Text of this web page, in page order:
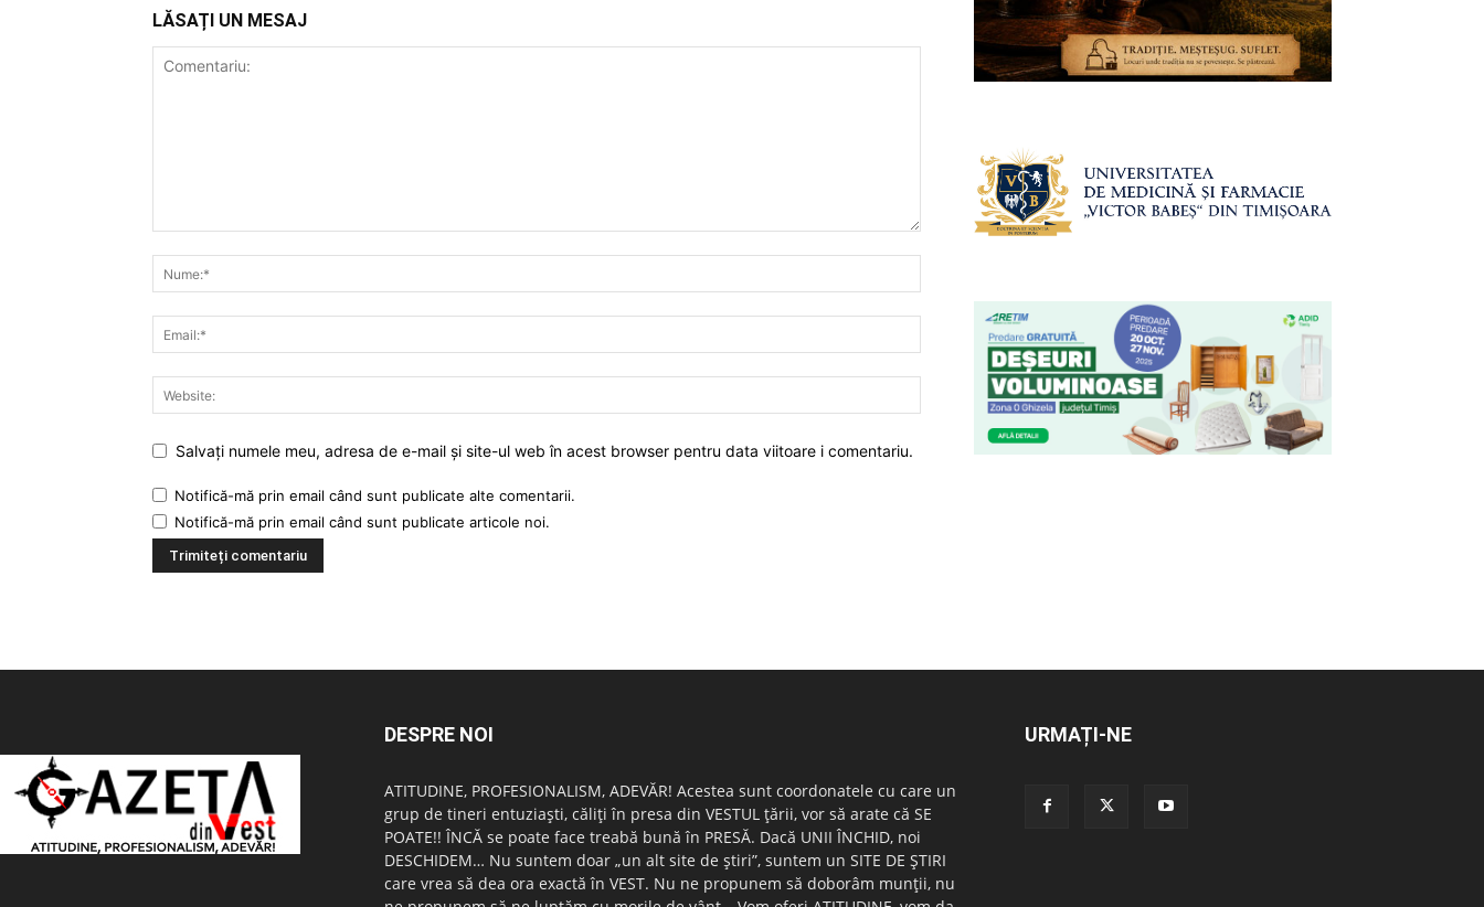
LĂSAȚI UN MESAJ
Salvați numele meu, adresa de e-mail și site-ul web în acest browser pentru data viitoare i comentariu.
Notifică-mă prin email când sunt publicate alte comentarii.
Notifică-mă prin email când sunt publicate articole noi.
DESPRE NOI
ATITUDINE, PROFESIONALISM, ADEVĂR! Acestea sunt coordonatele cu care un
grup de tineri entuziaşti, căliţi în presa din VESTUL ţării, vor să arate că SE
POATE!! ÎNCĂ se poate face treabă bună în PRESĂ. Dacă UNII ÎNCHID, noi
DESCHIDEM… Nu suntem doar „un alt site de ştiri”, suntem un SITE DE ŞTIRI
care vrea să dea ora exactă în VEST. Nu ne propunem să doborâm munţii, nu
URMAȚI-NE